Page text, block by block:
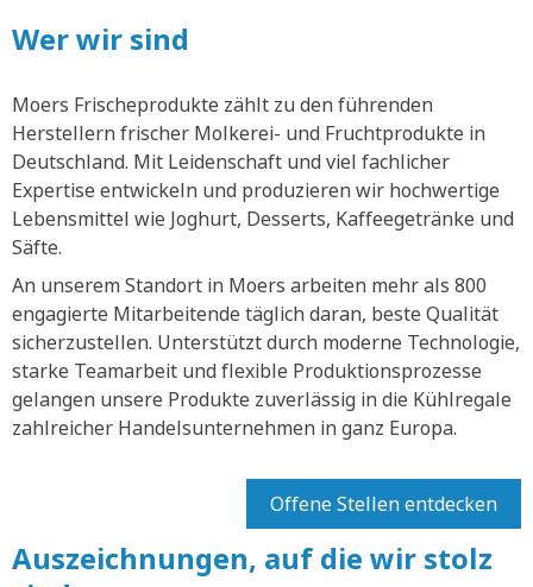
Wer wir sind
Moers Frischeprodukte zählt zu den führenden
Herstellern frischer Molkerei- und Fruchtprodukte in
Deutschland. Mit Leidenschaft und viel fachlicher
Expertise entwickeln und produzieren wir hochwertige
Lebensmittel wie Joghurt, Desserts, Kaffeegetränke und
Säfte.
An unserem Standort in Moers arbeiten mehr als 800
engagierte Mitarbeitende täglich daran, beste Qualität
sicherzustellen. Unterstützt durch moderne Technologie,
starke Teamarbeit und flexible Produktionsprozesse
gelangen unsere Produkte zuverlässig in die Kühlregale
zahlreicher Handelsunternehmen in ganz Europa.
Offene Stellen entdecken
Auszeichnungen, auf die wir stolz